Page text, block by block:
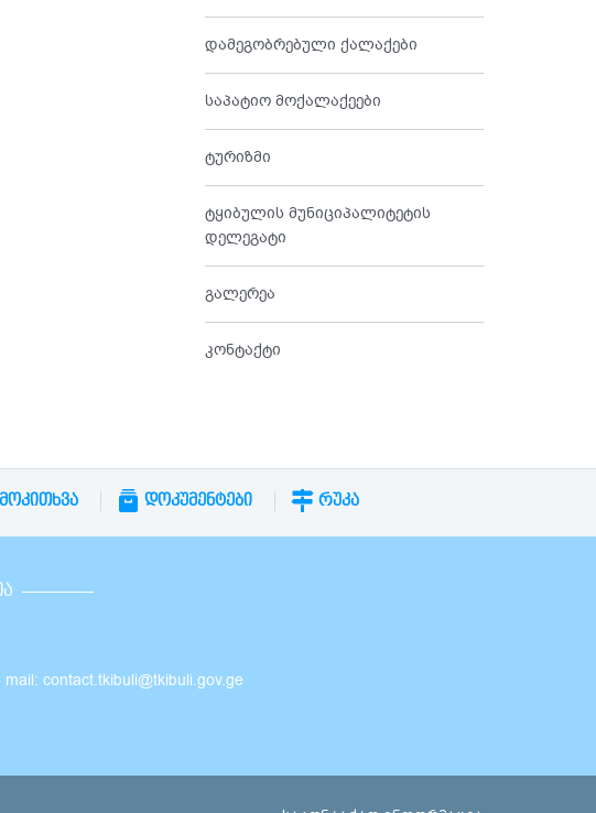
დამეგობრებული ქალაქები
საპატიო მოქალაქეები
ტურიზმი
ტყიბულის მუნიციპალიტეტის
დელეგატი
გალერეა
კონტაქტი
ᲓᲝᲙᲣᲛᲔᲜᲢᲔᲑᲘ ᲠᲣᲙᲐ
contact.tkibuli@tkibuli.gov.ge